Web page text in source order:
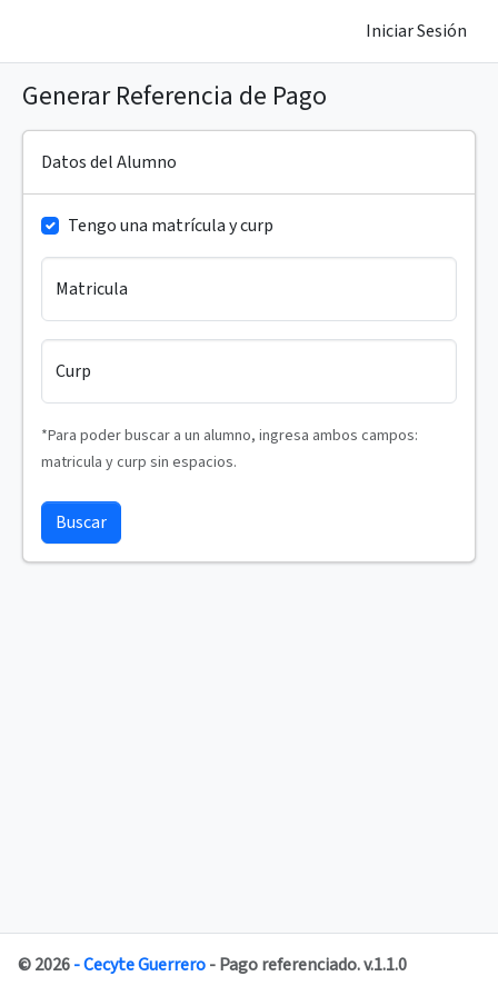
Iniciar Sesión
Generar Referencia de Pago
Datos del Alumno
Tengo una matrícula y curp
Matricula
Curp
*Para poder buscar a un alumno, ingresa ambos campos:
matricula y curp sin espacios.
Buscar
© 2026- Cecyte Guerrero- Pago referenciado. v.1.1.0